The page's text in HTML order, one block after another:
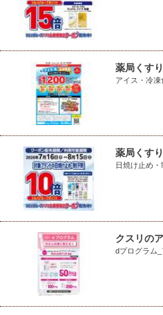
薬局くす
アイス・冷
薬局くす
日焼け止め
クスリの
dプログラム_